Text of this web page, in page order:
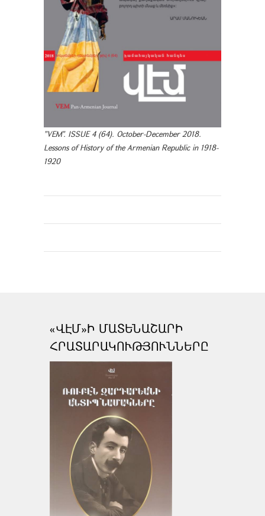
"VEM". ISSUE 4 (64). October-December 2018.
Lessons of History of the Armenian Republic in 1918-
1920
«ՎԷՄ»Ի ՄԱՏԵՆԱՇԱՐԻ
ՀՐԱՏԱՐԱԿՈՒԹՅՈՒՆՆԵՐԸ